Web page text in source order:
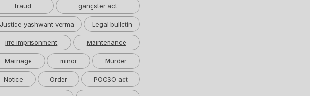
fraud gangster act
Justice yashwant verma Legal bulletin
life imprisonment Maintenance
Marriage minor Murder
Notice Order POCSO act